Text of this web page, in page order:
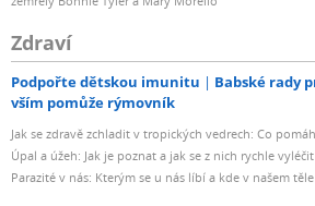
Zdraví
Podpořte dětskou imunitu Babské rady
vším pomůže rýmovník
Jak se zdravě zchladit v tropických vedrech: Co
Úpal a úžeh: Jak je poznat a jak se z nich rychle vyléčit
Parazité v nás: Kterým se u nás líbí a kde v našem